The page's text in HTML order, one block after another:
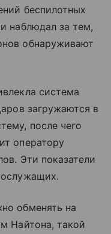
беспилотных
наблюдал за тем,
обнаруживают
система
загружаются в
после чего
оператору
Эти показатели
обменять на
Найтона, такой